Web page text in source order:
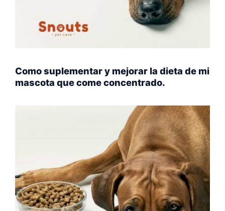
Como suplementar y mejorar la dieta de mi
mascota que come concentrado.